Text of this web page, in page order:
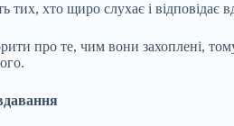
тих, хто щиро слухає і
про те, чим вони захоплені,